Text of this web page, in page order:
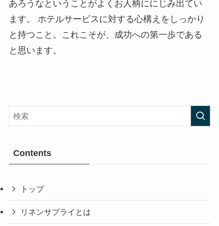
あろうなということがよくお人柄ににじみ出てい
ます。 ホテルサービスに対する心構えをしっかり
と持つこと。これこそが、成功への第一歩である
と思います。
Contents
トップ
リネンサプライとは